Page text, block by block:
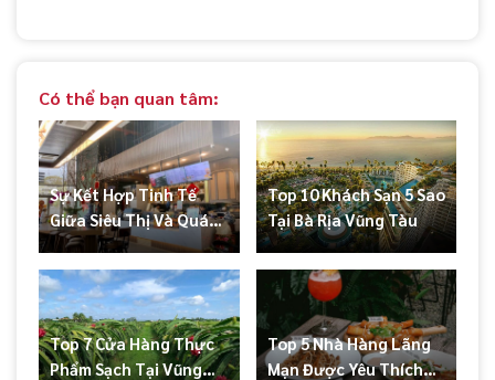
Có thể bạn quan tâm:
Sự Kết Hợp Tinh Tế
Giữa Siêu Thị Và Quán
Cà Phê Tại Vũng Tàu
Top 10 Khách Sạn 5 Sao
Tại Bà Rịa Vũng Tàu
Top 7 Cửa Hàng Thực
Phẩm Sạch Tại Vũng
Top 5 Nhà Hàng Lãng
Mạn Được Yêu Thích